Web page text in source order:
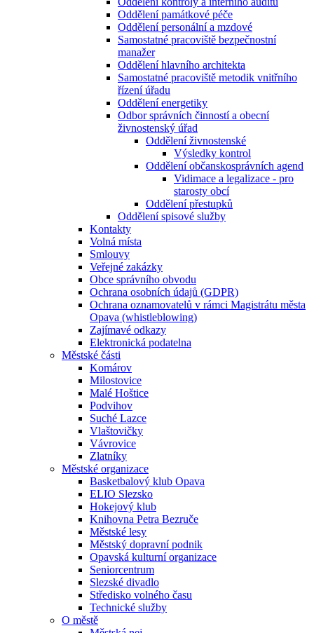
Oddělení památkové péče
Oddělení personální a mzdové
Samostatné pracoviště bezpečnostní
manažer
Oddělení hlavního architekta
Samostatné pracoviště metodik vnitřního
řízení úřadu
Oddělení energetiky
Odbor správních činností a obecní
živnostenský úřad
Oddělení živnostenské
Výsledky kontrol
Oddělení občanskosprávních agend
Vidimace a legalizace - pro
starosty obcí
Oddělení přestupků
Oddělení spisové služby
Kontakty
Volná místa
Smlouvy
Veřejné zakázky
Obce správního obvodu
Ochrana osobních údajů (GDPR)
Ochrana oznamovatelů v rámci Magistrátu města
Opava (whistleblowing)
Zajímavé odkazy
Elektronická podatelna
Městské části
Komárov
Milostovice
Malé Hoštice
Podvihov
Suché Lazce
Vlaštovičky
Vávrovice
Zlatníky
Městské organizace
Basketbalový klub Opava
ELIO Slezsko
Hokejový klub
Knihovna Petra Bezruče
Městské lesy
Městský dopravní podnik
Opavská kulturní organizace
Seniorcentrum
Slezské divadlo
Středisko volného času
Technické služby
O městě